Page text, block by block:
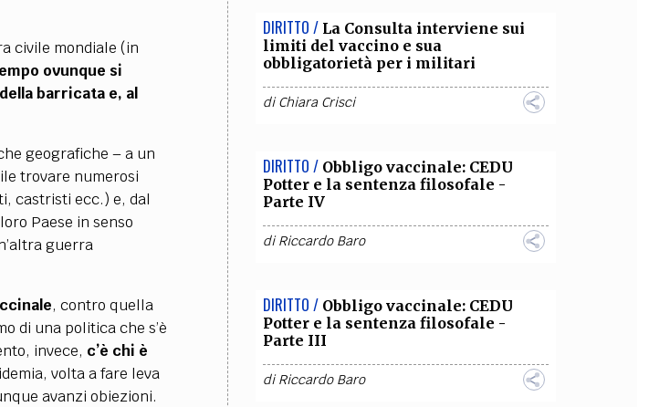
civile mondiale (in
ovunque si
barricata e, al
geografiche – a un
trovare numerosi
castristi ecc.) e, dal
Paese in senso
guerra
, contro quella
di una politica che s’è
invece, c’è chi è
volta a fare leva
avanzi obiezioni.
DIRITTO / La Consulta interviene sui
limiti del vaccino e sua
obbligatorietà per i militari
diChiara Crisci
DIRITTO / Obbligo vaccinale: CEDU
Potter e la sentenza filosofale -
Parte IV
diRiccardo Baro
DIRITTO / Obbligo vaccinale: CEDU
Potter e la sentenza filosofale -
Parte III
diRiccardo Baro